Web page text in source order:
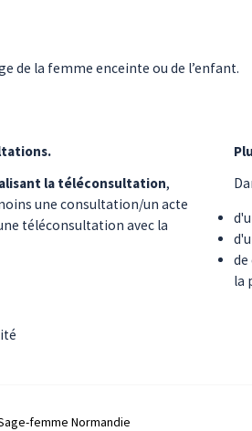
de la femme enceinte ou de l’enfant.
la téléconsultation,
une consultation/un acte
téléconsultation avec la
la
femme Normandie